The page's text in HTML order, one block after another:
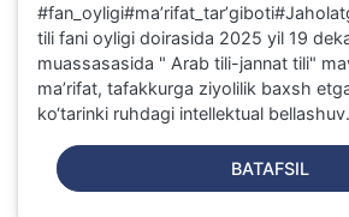
tili fani oyligi doirasida 2025 yil 19
muassasasida " Arab tili-jannat tili"
ma’rifat, tafakkurga ziyolilik baxsh
ko‘tarinki ruhdagi intellektual
BATAFSIL